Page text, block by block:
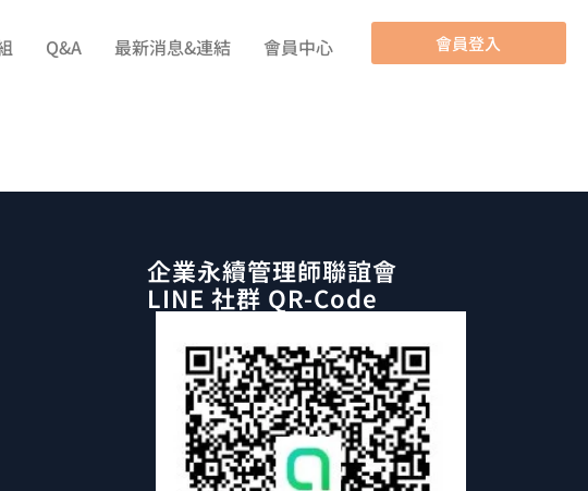
Q&A 最新消息&連結 會員中心 會員登入
企業永續管理師聯誼會
LINE 社群 QR-Code